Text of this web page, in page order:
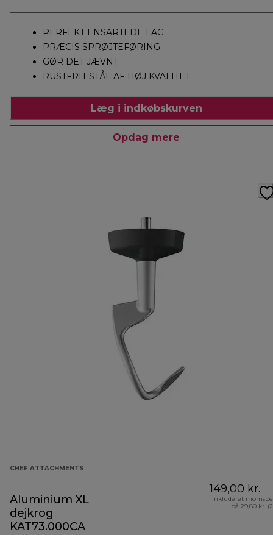
PERFEKT ENSARTEDE LAG
PRÆCIS SPRØJTEFØRING
GØR DET JÆVNT
RUSTFRIT STÅL AF HØJ KVALITET
Læg i indkøbskurven
Opdag mere
CHEF ATTACHMENTS
Aluminium XL
dejkrog
KAT73.000CA
149,00 kr.
Inkluderet
på 29,80 kr.